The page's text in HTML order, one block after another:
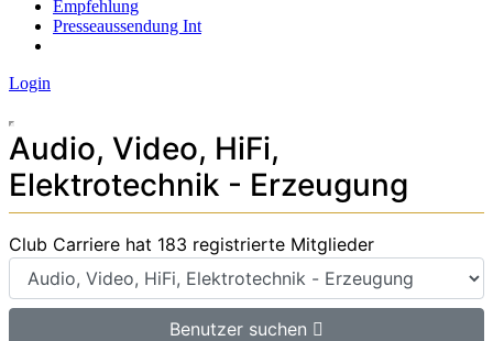
Empfehlung
Presseaussendung Int
Login
Audio, Video, HiFi,
Elektrotechnik - Erzeugung
Club Carriere hat 183 registrierte Mitglieder
Benutzer suchen